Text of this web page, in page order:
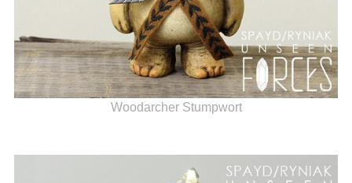
Woodarcher Stumpwort